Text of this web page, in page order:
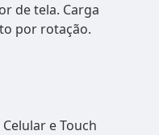
de tela. Carga
por rotação.
e Touch